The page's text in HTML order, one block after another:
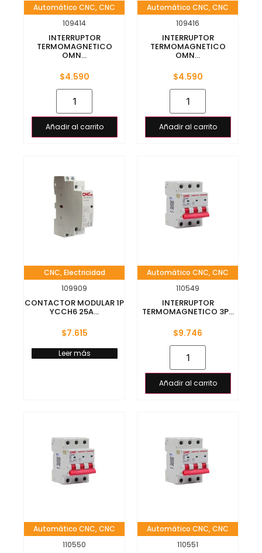
Automático CNC,CNC
109414
INTERRUPTOR
TERMOMAGNETICO
OMN...
$4.590
Añadir al carrito
Automático CNC,CNC
109416
INTERRUPTOR
TERMOMAGNETICO
OMN...
$4.590
Añadir al carrito
CNC,Electricidad
109909
CONTACTOR MODULAR 1P
YCCH6 25A...
$7.615
Leer más
Automático CNC,CNC
110549
INTERRUPTOR
TERMOMAGNETICO 3P...
$9.746
Añadir al carrito
Automático CNC,CNC
110550
Automático CNC,CNC
110551